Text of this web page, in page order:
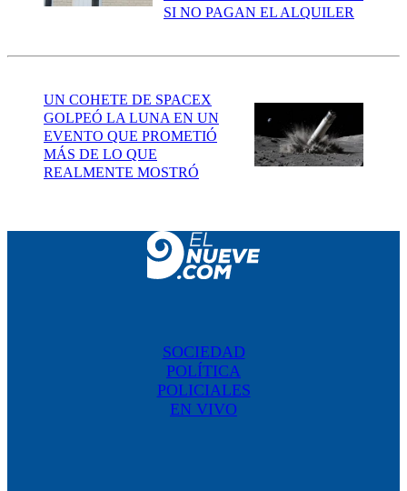
SI NO PAGAN EL ALQUILER
UN COHETE DE SPACEX
GOLPEÓ LA LUNA EN UN
EVENTO QUE PROMETIÓ
MÁS DE LO QUE
REALMENTE MOSTRÓ
SOCIEDAD
POLÍTICA
POLICIALES
EN VIVO